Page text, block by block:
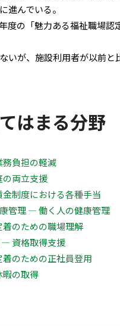
進んでいる。
度の「魅力ある福祉職場
いが、施設利用者が以前
はまる分野
負担の軽減
両立支援
制度における各種手当
管理 ― 働く人の健康管理
のための職場理解
― 資格取得支援
のための正社員登用
の取得